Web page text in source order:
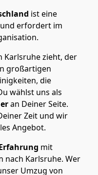
ist eine
erfordert im
Karlsruhe zieht, der
großartigen
die
wählst uns als
an Deiner Seite.
Zeit und wir
Angebot.
mit
nach Karlsruhe. Wer
Umzug von